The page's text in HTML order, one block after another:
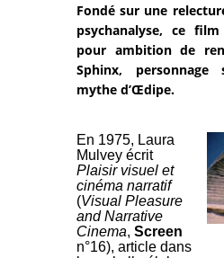
Fondé sur une
psychanalyse, ce
pour ambition de
Sphinx, personnage
mythe d’Œdipe.
En 1975, Laura
Mulvey écrit
Plaisir visuel et
cinéma narratif
(Visual Pleasure
and Narrative
Cinema, Screen
n°16), article dans